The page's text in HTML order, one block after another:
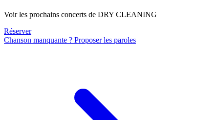
Voir les prochains concerts de DRY CLEANING
Réserver
Chanson manquante ? Proposer les paroles